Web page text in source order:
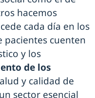
hacemos
cada día en los
pacientes cuenten
y los
de los
y calidad de
sector esencial